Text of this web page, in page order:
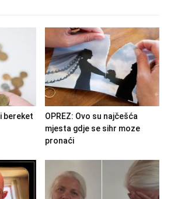
bereket
OPREZ: Ovo su najčešća
mjesta gdje se sihr moze
pronaći